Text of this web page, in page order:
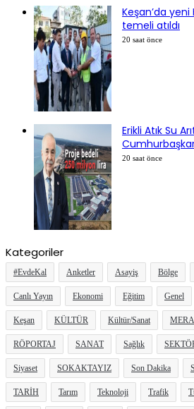
Keşan’da yeni
temeli atıldı
20 saat önce
Erikli Atık Su
20 saat önce
Kategoriler
#EvdeKal Anketler Asayiş Bölge
Canlı Yayın Ekonomi Eğitim Genel
Keşan KÜLTÜR Kültür/Sanat
RÖPORTAJ SANAT Sağlık
Siyaset SOKAKTAYIZ Son Dakika
TARİH Tarım Teknoloji Trafik